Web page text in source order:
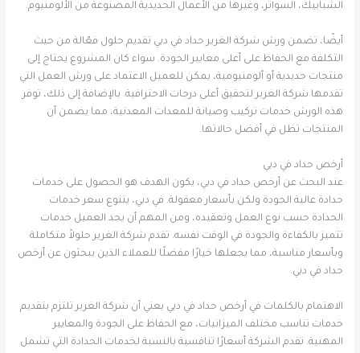
الشبابيك، السواتر، وغيرها من الأعمال الحديدية المصنوعة من الألومنيوم.
أيضًا، تضمن ورش شركة الغرير حداد في دبي تقديم حلول فعّالة من حيث
التكلفة مع الحفاظ على أعلى معايير الجودة. سواء كان المشروع يحتاج إلى
منتجات حديدية أو ألومنيومية، يمكن للعميل الاعتماد على ورش العمل التي
تقدمها شركة الغرير لتحقيق أعلى درجات الاحترافية. بالإضافة إلى ذلك، توفر
هذه الورش خدمات تركيب وصيانة للمعدات المعدنية، مما يضمن أن
المنتجات تظل في أفضل حالاتها.
أرخص حداد في دبي
عند البحث عن أرخص حداد في دبي، يكون الهدف هو الحصول على خدمات
حدادة عالية الجودة ولكن بأسعار معقولة. في دبي، يتنوع سعر خدمات
الحدادة حسب نوع العمل وتعقيده، ومن المهم أن يجد العميل خدمات
تتميز بالكفاءة والجودة في الوقت نفسه. تقدم شركة الغرير حلولاً متكاملة
وبأسعار مناسبة، مما يجعلها خيارًا مفضلًا للعملاء الذين يبحثون عن أرخص
حداد في دبي.
الاهتمام بالكلمات في أرخص حداد في دبي يعني أن شركة الغرير تلتزم بتقديم
خدمات تناسب مختلف الميزانيات، مع الحفاظ على الجودة والمعايير
المهنية. تقدم الشركة أسعارًا تنافسية بالنسبة لخدمات الحدادة التي تشمل